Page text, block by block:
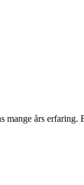
års erfaring.